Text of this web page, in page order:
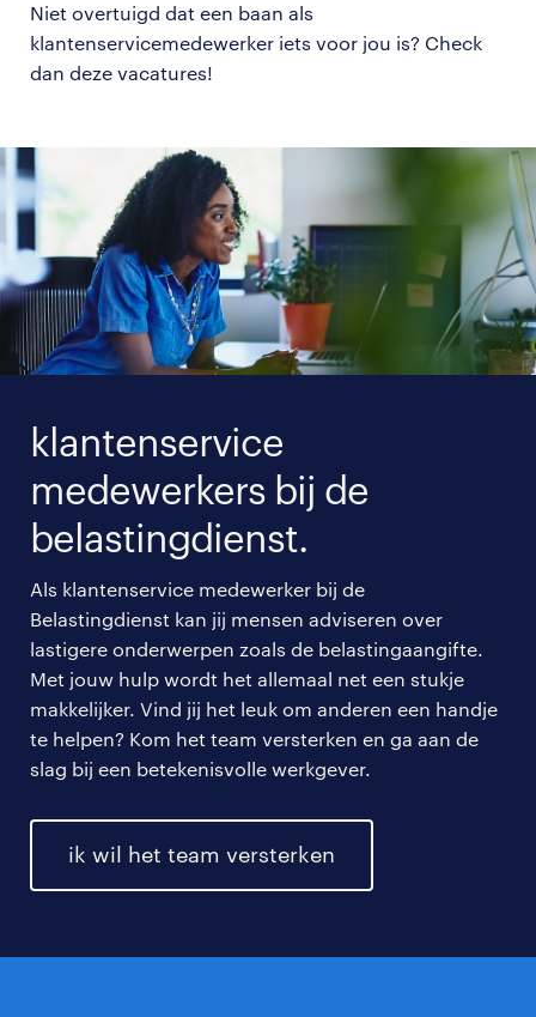
Niet overtuigd dat een baan als
klantenservicemedewerker iets voor jou is? Check
dan deze vacatures!
klantenservice
medewerkers bij de
belastingdienst.
Als klantenservice medewerker bij de
Belastingdienst kan jij mensen adviseren over
lastigere onderwerpen zoals de belastingaangifte.
Met jouw hulp wordt het allemaal net een stukje
makkelijker. Vind jij het leuk om anderen een handje
te helpen? Kom het team versterken en ga aan de
slag bij een betekenisvolle werkgever.
ik wil het team versterken